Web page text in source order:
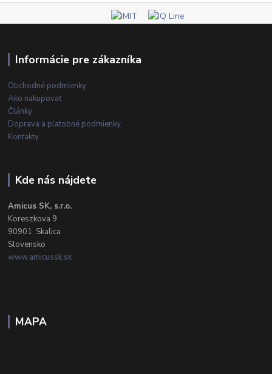
Informácie pre zákazníka
Obchodné podmienky
Ako nakupovať
Články
Doprava a platobné podmienky
Kontakty
Kde nás nájdete
Amicus SK, s.r.o.
Koreszkova 9
90901 Skalica
Slovensko
www.amicussk.sk
MAPA